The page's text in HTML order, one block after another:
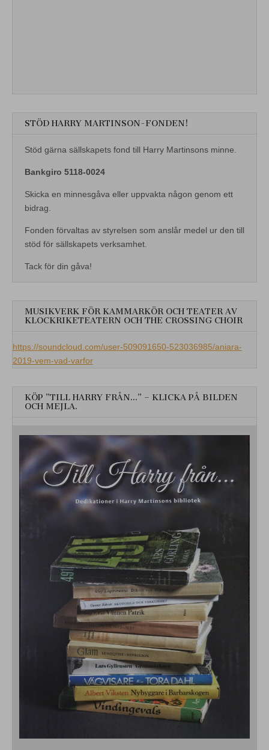
STÖD HARRY MARTINSON-FONDEN!
Stöd gärna sällskapets fond till Harry Martinsons minne.
Bankgiro 5118-0024
Skicka en minnesgåva eller uppvakta någon genom ett
bidrag.
Fonden förvaltas av styrelsen som anslår medel ur den till
stöd för sällskapets verksamhet.
Tack för din gåva!
MUSIKVERK FÖR KAMMARKÖR OCH TEATER AV
KLOCKRIKETEATERN OCH THE CROSSING CHOIR
https://soundcloud.com/user-509091650-523036985/aniara-
2019-vem-vad-varfor
KÖP ”TILL HARRY FRÅN…” – KLICKA PÅ BILDEN
OCH MEJLA.